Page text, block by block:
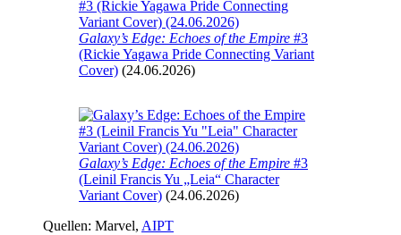
Galaxy’s Edge: Echoes of the Empire #3
(Rickie Yagawa Pride Connecting Variant
Cover) (24.06.2026)
Galaxy’s Edge: Echoes of the Empire #3
(Leinil Francis Yu „Leia“ Character
Variant Cover) (24.06.2026)
Quellen: Marvel, AIPT